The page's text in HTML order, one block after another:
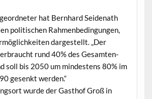
hat Bern­hard Sei­de­nath
poli­tis­chen Rah­menbe­din­gun­gen,
dargestellt. „Der
rund 40% des Gesamten­
soll bis 2050 um min­destens 80% im
gesenkt werden.“
wurde der Gasthof Groß in